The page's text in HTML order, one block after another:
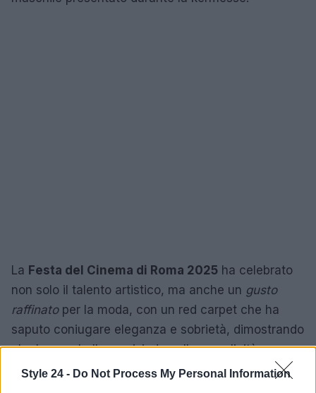
Style 24 - Do Not Process My Personal Information
La Festa del Cinema di Roma 2025 ha celebrato
non solo il talento artistico, ma anche un gusto
raffinatoper la moda, con un red carpet che ha
saputo coniugare eleganza e sobrietà, dimostrando
che la vera bellezza risiede nella semplicità.